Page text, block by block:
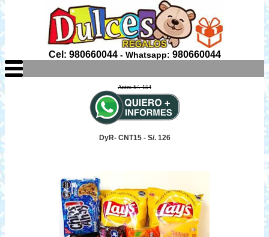
Cel: 980660044- Whatsapp: 980660044
Antes S/. 154
DyR- CNT15 - S/. 126